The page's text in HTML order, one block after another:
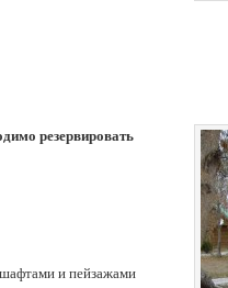
резервировать
и пейзажами